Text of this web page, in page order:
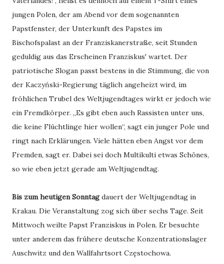
jungen Polen, der am Abend vor dem sogenannten
Papstfenster, der Unterkunft des Papstes im
Bischofspalast an der Franziskanerstraße, seit Stunden
geduldig aus das Erscheinen Franziskus' wartet. Der
patriotische Slogan passt bestens in die Stimmung, die von
der Kaczyński-Regierung täglich angeheizt wird, im
fröhlichen Trubel des Weltjugendtages wirkt er jedoch wie
ein Fremdkörper. „Es gibt eben auch Rassisten unter uns,
die keine Flüchtlinge hier wollen“, sagt ein junger Pole und
ringt nach Erklärungen. Viele hätten eben Angst vor dem
Fremden, sagt er. Dabei sei doch Multikulti etwas Schönes,
so wie eben jetzt gerade am Weltjugendtag.
Bis zum heutigen Sonntagdauert der Weltjugendtag in
Krakau. Die Veranstaltung zog sich über sechs Tage. Seit
Mittwoch weilte Papst Franziskus in Polen. Er besuchte
unter anderem das frühere deutsche Konzentrationslager
Auschwitz und den Wallfahrtsort Częstochowa.